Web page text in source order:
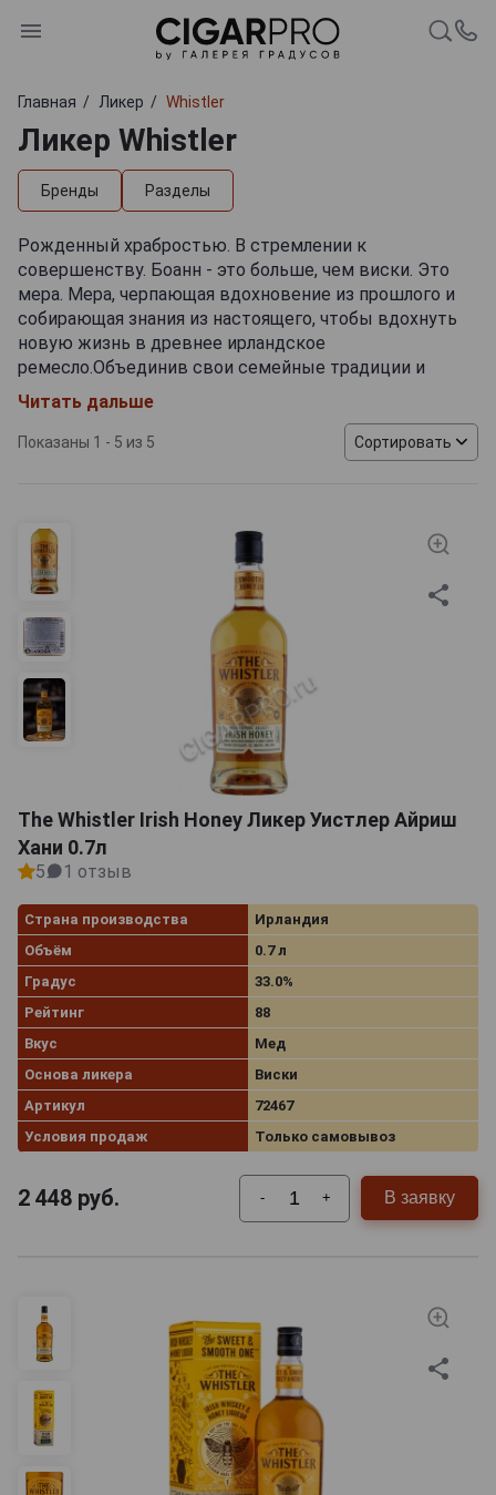
Главная Ликер Whistler
Ликер Whistler
Бренды Разделы
Рожденный храбростью. В стремлении к
совершенству. Боанн - это больше, чем виски. Это
мера. Мера, черпающая вдохновение из прошлого и
собирающая знания из настоящего, чтобы вдохнуть
новую жизнь в древнее ирландское
ремесло.Объединив свои семейные традиции и
технические ноу-хау, мастер-дистиллятор Boann,
Семейный Пчеловод и Мастер-блендер собрались
вместе, чтобы создать трилогию на основе виски, в
которой представлены лучшие сорта виски, самый
из легендарных новогодних вечеров, этот
вкуснейший ликер несет в себе нотки семейных
традиций и истории. Свистун-это виски
примечательного ремесла, которое так же старо, как
и рассказанная история, написанное слово и
насвистываемая мелодия.Обладая богатым опытом,
в том числе сорокалетним опытом работы в
ирландской индустрии напитков, благодаря которому
группа Глисон превратилась из небольшого
независимого производителя бутылок в компанию с
оборотом более 300 миллионов евро в год, семья
брендов премиум-класса.
Читать дальше
Показаны 1 - 5 из 5 Сортировать
The Whistler Irish Honey Ликер Уистлер Айриш
Хани 0.7л
5 1 отзыв
Страна производства
Ирландия
Объём
0.7 л
Градус
33.0%
Рейтинг
88
Вкус
Мед
Основа ликера
Виски
Артикул
72467
Условия продаж
Только самовывоз
2 448 руб. - + В заявку